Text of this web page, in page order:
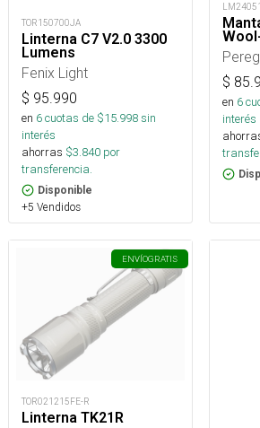
TOR150700JA
Linterna C7 V2.0 3300
Lumens
Fenix Light
$ 95.990
en 6cuotas de $15.998sin
interés
ahorras $3.840 por
transferencia.
Disponible
+5 Vendidos
$
en 6
interés
ENVÍOGRATIS
TOR021215FE-R
Linterna TK21R